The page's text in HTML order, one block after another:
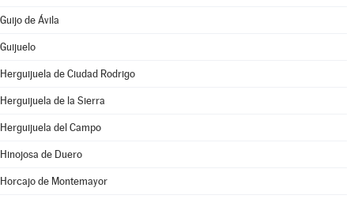
Guijo de Ávila
Guijuelo
Herguijuela de Ciudad Rodrigo
Herguijuela de la Sierra
Herguijuela del Campo
Hinojosa de Duero
Horcajo de Montemayor